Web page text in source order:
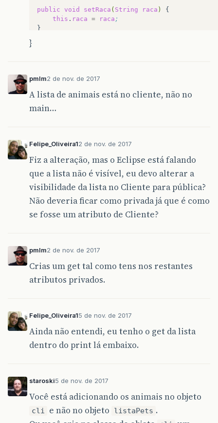
public void setRaca ( String raca )
this . raca = raca ;
}
this .anoNascimento = anoNascimento;
public void setSexo ( char sexo)
sexo
}
this.cliente = cliente;
}
pmlm2 de nov. de 2017
A lista de animais está no cliente, não no
main…
Felipe_Oliveira12 de nov. de 2017
Fiz a alteração, mas o Eclipse está falando
que a lista não é visível, eu devo alterar a
visibilidade da lista no Cliente para pública?
Não deveria ficar como privada já que é como
se fosse um atributo de Cliente?
pmlm2 de nov. de 2017
Crias um get tal como tens nos restantes
atributos privados.
Felipe_Oliveira15 de nov. de 2017
Ainda não entendi, eu tenho o get da lista
dentro do print lá embaixo.
staroski5 de nov. de 2017
Você está adicionando os animais no objeto
cli e não no objeto listaPets .